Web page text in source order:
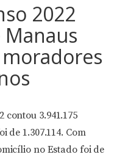
2022
contou 3.941.175
de 1.307.114. Com
no Estado foi de